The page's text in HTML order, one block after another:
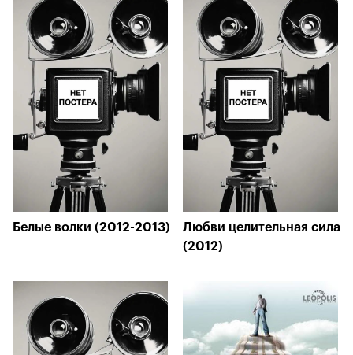
Белые волки (2012-2013)
Любви целительная сила
(2012)